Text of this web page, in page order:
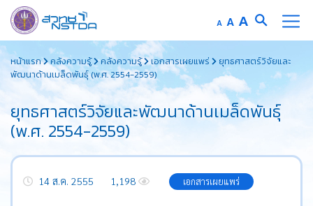
to
content
A Decrease
font
size.
AReset
font
size.
A Increase
font
size.
หน้าแรก คลังความรู้ คลังความรู้ เอกสารเผยแพร่
ยุทธศาสตร์วิจัยและ
พัฒนาด้านเมล็ดพันธุ์ (พ.ศ. 2554-2559)
ยุทธศาสตร์วิจัยและพัฒนาด้านเมล็ดพันธุ์
(พ.ศ. 2554-2559)
14 ส.ค. 2555 1,198 เอกสารเผยแพร่